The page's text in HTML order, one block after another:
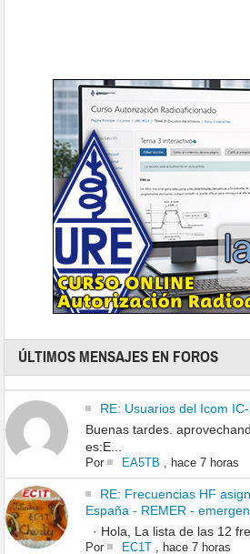
ÚLTIMOS MENSAJES EN FOROS
RE: Usuarios del Icom
Buenas tardes.
es:E...
Por EA5TB hace 7 horas
RE: Frecuencias HF
España - REMER -
· Hola, La lista de las 12
Por EC1T, hace 7 horas